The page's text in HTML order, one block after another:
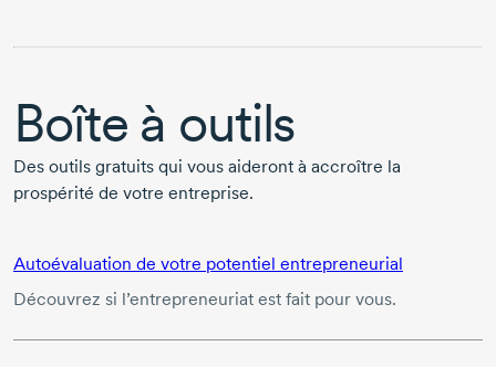
Boîte à outils
Des outils gratuits qui vous aideront à accroître la
prospérité de votre entreprise.
Autoévaluation de votre potentiel entrepreneurial
Découvrez si l’entrepreneuriat est fait pour vous.